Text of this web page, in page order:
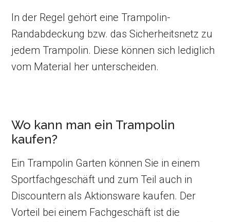
In der Regel gehört eine Trampolin-
Randabdeckung bzw. das Sicherheitsnetz zu
jedem Trampolin. Diese können sich lediglich
vom Material her unterscheiden.
Wo kann man ein Trampolin
kaufen?
Ein Trampolin Garten können Sie in einem
Sportfachgeschäft und zum Teil auch in
Discountern als Aktionsware kaufen. Der
Vorteil bei einem Fachgeschäft ist die